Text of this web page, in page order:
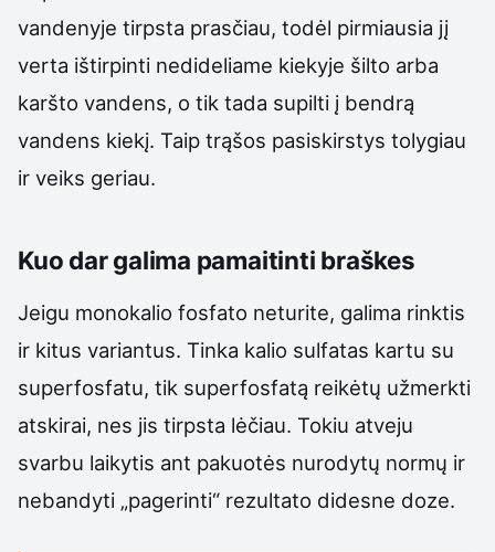
vandenyje tirpsta prasčiau, todėl pirmiausia jį
verta ištirpinti nedideliame kiekyje šilto arba
karšto vandens, o tik tada supilti į bendrą
vandens kiekį. Taip trąšos pasiskirstys tolygiau
ir veiks geriau.
Kuo dar galima pamaitinti braškes
Jeigu monokalio fosfato neturite, galima rinktis
ir kitus variantus. Tinka kalio sulfatas kartu su
superfosfatu, tik superfosfatą reikėtų užmerkti
atskirai, nes jis tirpsta lėčiau. Tokiu atveju
svarbu laikytis ant pakuotės nurodytų normų ir
nebandyti „pagerinti“ rezultato didesne doze.